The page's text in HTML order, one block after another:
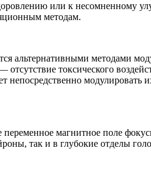
или к несомненному
методам.
альтернативными методами
токсического
непосредственно модулировать
магнитное поле
так и в глубокие отделы